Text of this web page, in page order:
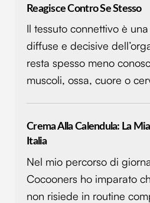
Reagisce Contro Se Stesso
Il tessuto connettivo è
diffuse e decisive
resta spesso meno
muscoli, ossa, cuore o
Crema Alla Calendula: La
Italia
Nel mio percorso di
Cocooners ho imparato
non risiede in routine